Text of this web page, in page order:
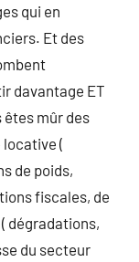
qui en
Et des
davantage ET
êtes mûr des
(
de poids,
fiscales, de
dégradations,
du secteur